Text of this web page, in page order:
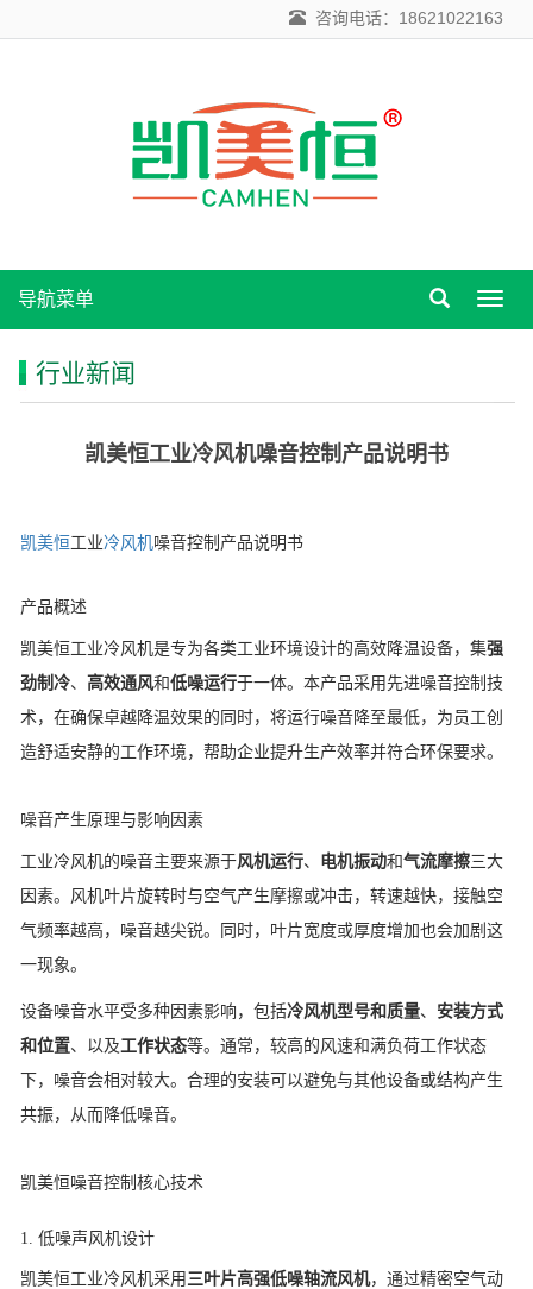
咨询电话：18621022163
导
导航菜单
行业新闻
凯美恒工业冷风机噪音控制产品说明书
凯美恒工业冷风机噪音控制产品说明书
产品概述
凯美恒工业冷风机是专为各类工业环境设计的高效降温设备，集强
劲制冷、 高效通风和低噪运行于一体。本产品采用先进噪音控制技
术，在确保卓越降温效果的同时，将运行噪音降至最低，为员工创
造舒适安静的工作环境，帮助企业提升生产效率并符合环保要求。
噪音产生原理与影响因素
工业冷风机的噪音主要来源于风机运行、 电机振动和气流摩擦三大
因素。风机叶片旋转时与空气产生摩擦或冲击，转速越快，接触空
气频率越高，噪音越尖锐。同时，叶片宽度或厚度增加也会加剧这
一现象。
设备噪音水平受多种因素影响，包括冷风机型号和质量、 安装方式
和位置、以及工作状态等。通常，较高的风速和满负荷工作状态
下，噪音会相对较大。合理的安装可以避免与其他设备或结构产生
共振，从而降低噪音。
凯美恒噪音控制核心技术
1. 低噪声风机设计
凯美恒工业冷风机采用 三叶片高强低噪轴流风机，通过精密空气动